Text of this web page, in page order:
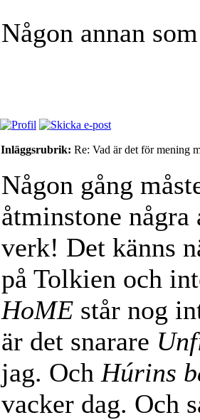
Någon annan
Inläggsrubrik: Re: Vad är det för mening
Någon gång
åtminstone
verk! Det känns
på Tolkien och
HoME står nog
är det snarare
jag. Och Húrins
vacker dag. Och